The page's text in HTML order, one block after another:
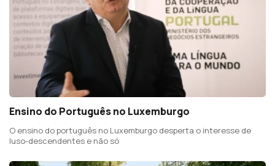
Ensino do Português no Luxemburgo
O ensino do português no Luxemburgo desperta o interesse de
luso-descendentes e não só